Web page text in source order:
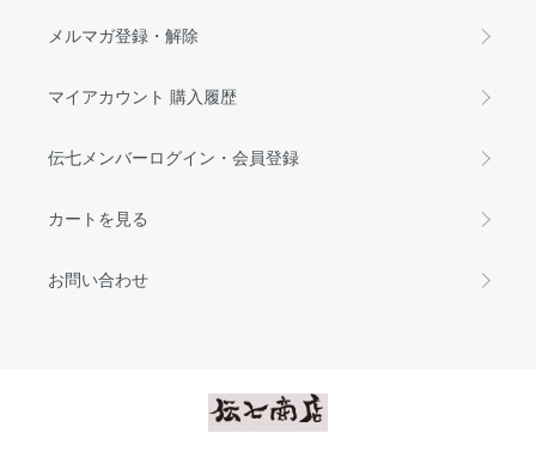
メルマガ登録・解除
マイアカウント 購入履歴
伝七メンバーログイン・会員登録
カートを見る
お問い合わせ